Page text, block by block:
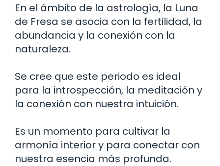
En el ámbito de la astrología, la Luna
de Fresa se asocia con la fertilidad, la
abundancia y la conexión con la
naturaleza.
Se cree que este periodo es ideal
para la introspección, la meditación y
la conexión con nuestra intuición.
Es un momento para cultivar la
armonía interior y para conectar con
nuestra esencia más profunda.